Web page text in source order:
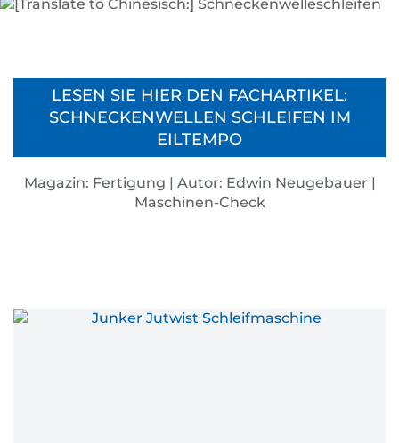
LESEN SIE HIER DEN FACHARTIKEL:
SCHNECKENWELLEN SCHLEIFEN IM
EILTEMPO
Magazin: Fertigung | Autor: Edwin Neugebauer |
Maschinen-Check